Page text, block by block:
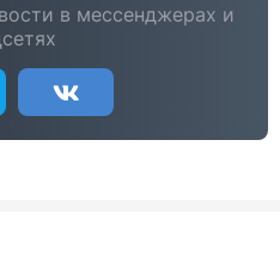
в мессенджерах и